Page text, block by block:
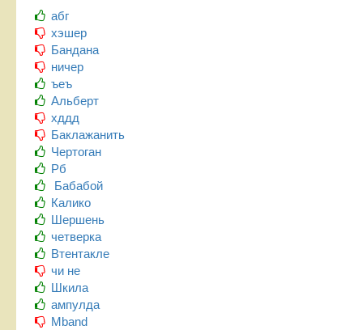
абг
хэшер
Бандана
ничер
ъеъ
Альберт
хддд
Баклажанить
Чертоган
Рб
Бабабой
Калико
Шершень
четверка
Втентакле
чи не
Шкила
ампулда
Mband